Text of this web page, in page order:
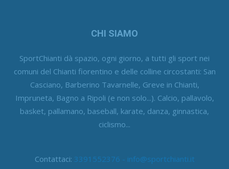
CHI SIAMO
SportChianti dà spazio, ogni giorno, a tutti gli sport nei
comuni del Chianti fiorentino e delle colline circostanti: San
Casciano, Barberino Tavarnelle, Greve in Chianti,
Impruneta, Bagno a Ripoli (e non solo...). Calcio, pallavolo,
basket, pallamano, baseball, karate, danza, ginnastica,
ciclismo...
Contattaci: 3391552376 - info@sportchianti.it